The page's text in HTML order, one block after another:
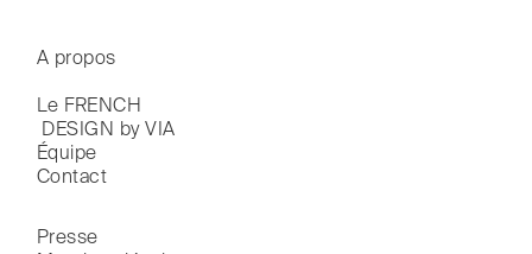
A propos
Le FRENCH
DESIGN by VIA
Équipe
Contact
Presse